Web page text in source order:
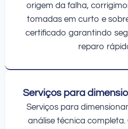
origem da falha,
tomadas em curto e
certificado garantindo
reparo
Serviços para
Serviços para
análise técnica